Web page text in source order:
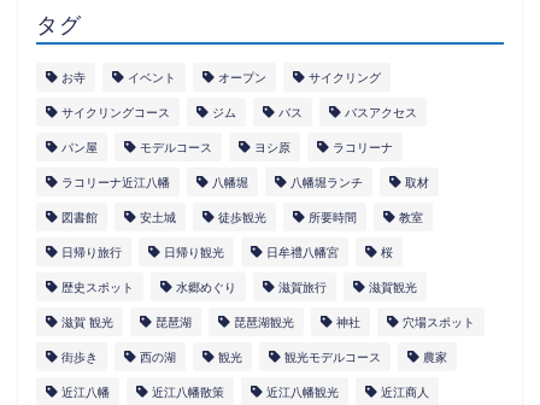
タグ
お寺 イベント オープン サイクリング
サイクリングコース ジム バス バスアクセス
パン屋 モデルコース ヨシ原 ラコリーナ
ラコリーナ近江八幡 八幡堀 八幡堀ランチ 取材
図書館 安土城 徒歩観光 所要時間 教室
日帰り旅行 日帰り観光 日牟禮八幡宮 桜
歴史スポット 水郷めぐり 滋賀旅行 滋賀観光
滋賀 観光 琵琶湖 琵琶湖観光 神社 穴場スポット
街歩き 西の湖 観光 観光モデルコース 農家
近江八幡 近江八幡散策 近江八幡観光 近江商人